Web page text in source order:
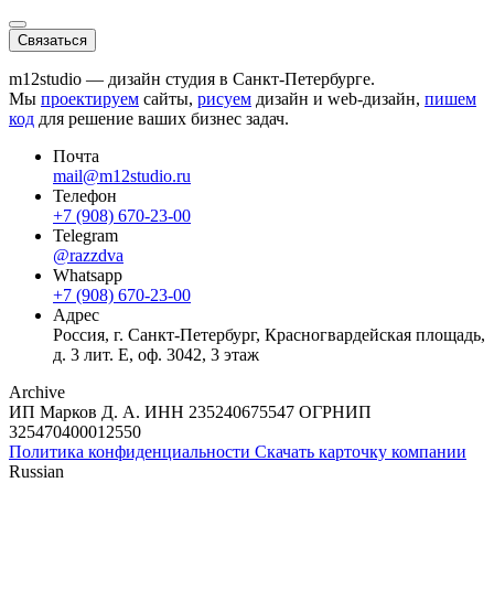
Связаться
m12studio — дизайн студия в Санкт-Петербурге.
Мы проектируем сайты, рисуем дизайн и web-дизайн, пишем
код для решение ваших бизнес задач.
Почта
mail@m12studio.ru
Телефон
+7 (908) 670-23-00
Telegram
@razzdva
Whatsapp
+7 (908) 670-23-00
Адрес
Россия, г. Санкт-Петербург, Красногвардейская площадь,
д. 3 лит. Е, оф. 3042, 3 этаж
Archive
ИП Марков Д. А. ИНН 235240675547 ОГРНИП
325470400012550
Политика конфиденциальности Скачать карточку компании
Russian